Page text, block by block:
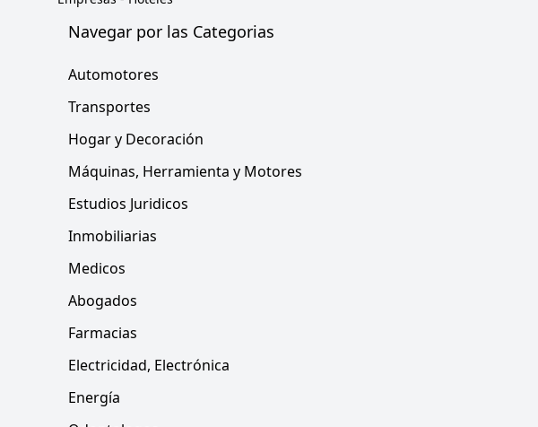
Navegar por las Categorias
Automotores
Transportes
Hogar y Decoración
Máquinas, Herramienta y Motores
Estudios Juridicos
Inmobiliarias
Medicos
Abogados
Farmacias
Electricidad, Electrónica
Energía